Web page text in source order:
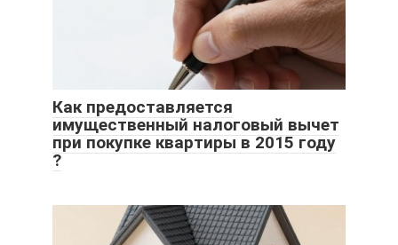
Как предоставляется
имущественный налоговый вычет
при покупке квартиры в 2015 году
?